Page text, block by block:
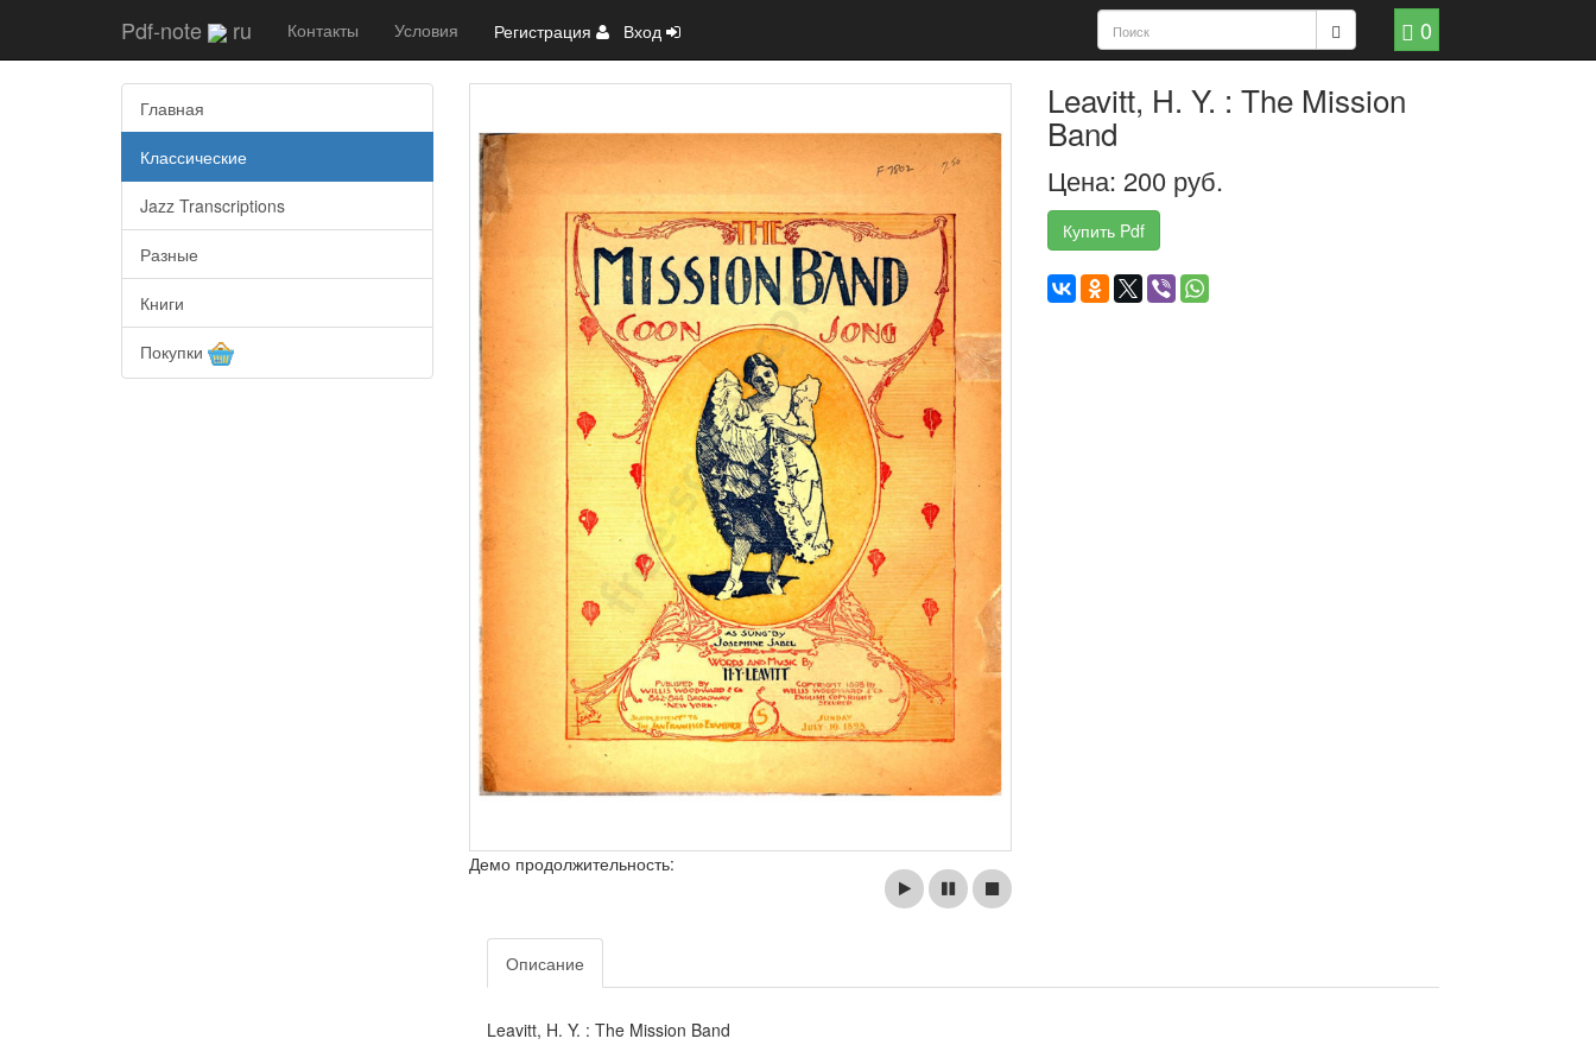
Pdf-note ru Контакты Условия 0
Регистрация Вход
Главная
Классические
Jazz Transcriptions
Разные
Книги
Покупки
Демо продолжительность:
Leavitt, H. Y. : The Mission
Band
Цена: 200 руб.
Купить Pdf
Описание
Leavitt, H. Y. : The Mission Band